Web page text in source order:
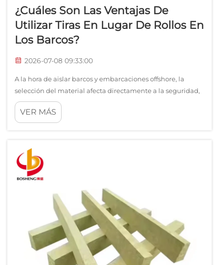
¿Cuáles Son Las Ventajas De
Utilizar Tiras En Lugar De Rollos En
Los Barcos?
2026-07-08 09:33:00
A la hora de aislar barcos y embarcaciones offshore, la
selección del material afecta directamente a la seguridad,
el rendimiento y la eficiencia de la instalación. Una tira de
lana de roca se ha convertido en un formato de aislamiento
VER MÁS